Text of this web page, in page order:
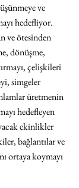
ve
hedefliyor.
ve ötesinden
dönüşme,
çelişkileri
simgeler
üretmenin
hedefleyen
ekinlikler
bağlantılar ve
ortaya koymayı